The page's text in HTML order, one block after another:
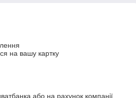
на вашу картку
або на рахунок компанії